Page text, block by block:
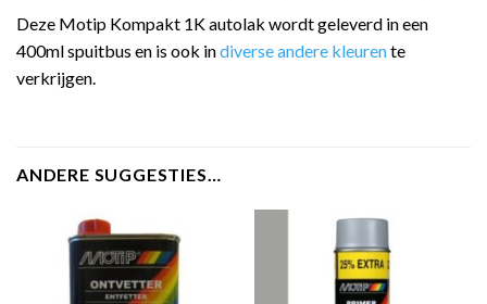
Deze Motip Kompakt 1K autolak wordt geleverd in een
400ml spuitbus en is ook indiverse andere kleurente
verkrijgen.
ANDERE SUGGESTIES…